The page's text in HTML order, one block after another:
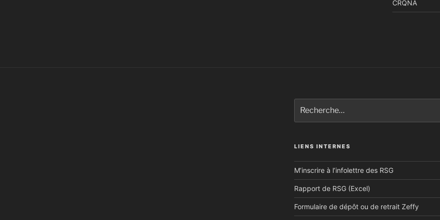
CRQNA
pour
:
LIENS INTERNES
M’inscrire à l’infolettre des RSG
Rapport de RSG (Excel)
Formulaire de dépôt ou de retrait Zeffy